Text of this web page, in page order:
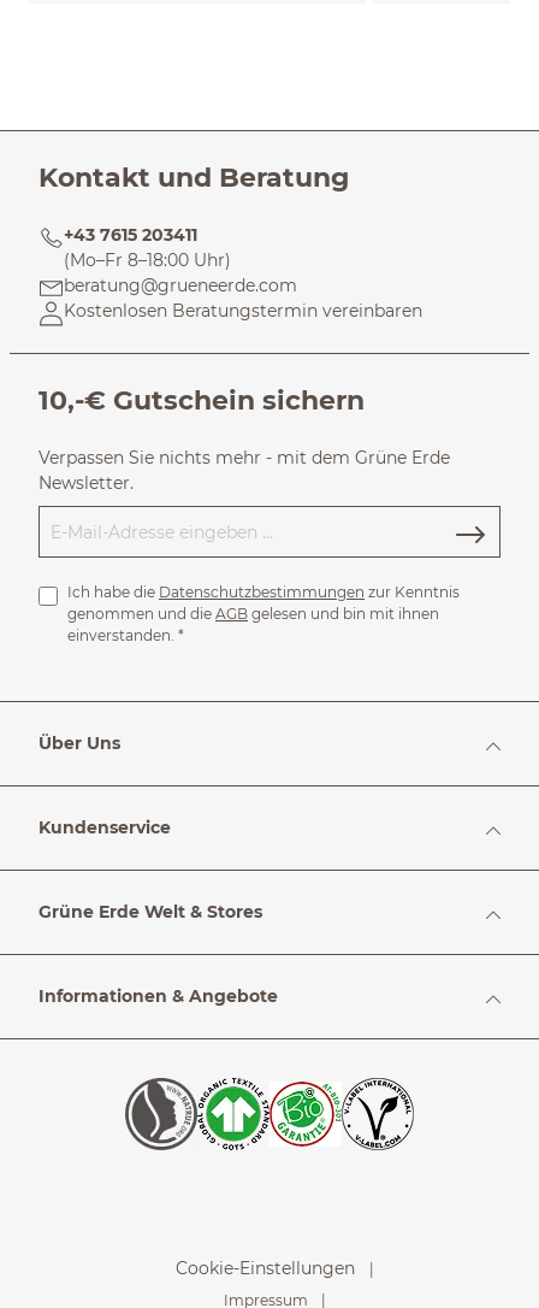
Kontakt und Beratung
+43 7615 203411
(Mo–Fr 8–18:00 Uhr)
beratung@grueneerde.com
Kostenlosen Beratungstermin vereinbaren
10,-€ Gutschein sichern
Verpassen Sie nichts mehr - mit dem Grüne Erde
Newsletter.
Ich habe die Datenschutzbestimmungen zur Kenntnis
genommen und die AGB gelesen und bin mit ihnen
einverstanden. *
Über Uns
Kundenservice
Grüne Erde Welt & Stores
Informationen & Angebote
Cookie-Einstellungen
Impressum